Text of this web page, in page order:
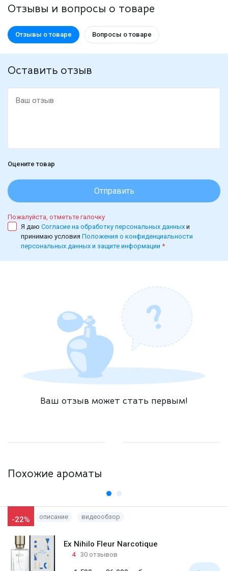
Отзывы и вопросы о товаре
Отзывы о товаре Вопросы о товаре
Оставить отзыв
Оцените товар
Отправить
Пожалуйста, отметьте галочку
Я даю Согласие на обработку персональных данных и
принимаю условия Положения о конфиденциальности
персональных данных и защите информации *
Ваш отзыв может стать первым!
Похожие ароматы
-22% описание видеообзор
Ex Nihilo Fleur Narcotique
4 30 отзывов